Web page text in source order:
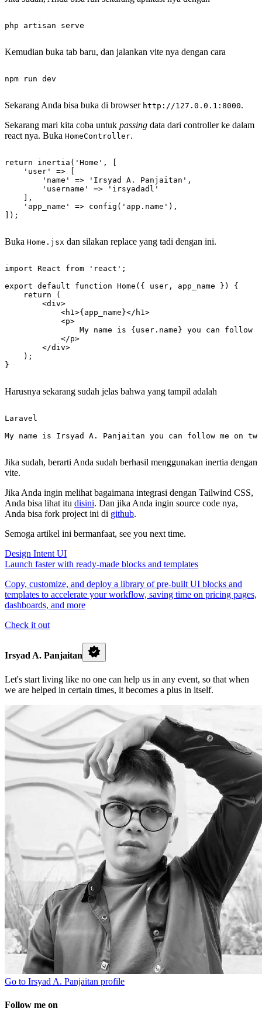
Kemudian buka tab baru, dan jalankan vite nya dengan cara
Sekarang Anda bisa buka di browser http://127.0.0.1:8000.
Sekarang mari kita coba untuk passing data dari controller ke dalam
react nya. Buka HomeController.
return inertia('Home', [
    'user' => [
        'name' => 'Irsyad A. Panjaitan',
        'username' => 'irsyadadl'
    ],
    'app_name' => config('app.name'),
Buka Home.jsx dan silakan replace yang tadi dengan ini.
import React from 'react';
export default function Home({ user, app_name }) {
    return (
        <div>
            <h1>{app_name}</h1>
            <p>
My name is {user.name} you can follow
            </p>
        </div>
    );
Harusnya sekarang sudah jelas bahwa yang tampil adalah
Laravel
Jika sudah, berarti Anda sudah berhasil menggunakan inertia dengan
vite.
Jika Anda ingin melihat bagaimana integrasi dengan Tailwind CSS,
Anda bisa lihat itu disini. Dan jika Anda ingin source code nya,
Anda bisa fork project ini di github.
Semoga artikel ini bermanfaat, see you next time.
Design Intent UI
Launch faster with ready-made blocks and templates
Copy, customize, and deploy a library of pre-built UI blocks and
templates to accelerate your workflow, saving time on pricing pages,
dashboards, and more
Check it out
Irsyad A. Panjaitan
Let's start living like no one can help us in any event, so that when
we are helped in certain times, it becomes a plus in itself.
Go to Irsyad A. Panjaitan profile
Follow me on